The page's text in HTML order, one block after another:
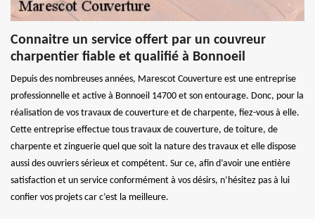
Connaitre un service offert par un couvreur
charpentier fiable et qualifié à Bonnoeil
Depuis des nombreuses années, Marescot Couverture est une entreprise
professionnelle et active à Bonnoeil 14700 et son entourage. Donc, pour la
réalisation de vos travaux de couverture et de charpente, fiez-vous à elle.
Cette entreprise effectue tous travaux de couverture, de toiture, de
charpente et zinguerie quel que soit la nature des travaux et elle dispose
aussi des ouvriers sérieux et compétent. Sur ce, afin d’avoir une entière
satisfaction et un service conformément à vos désirs, n’hésitez pas à lui
confier vos projets car c’est la meilleure.